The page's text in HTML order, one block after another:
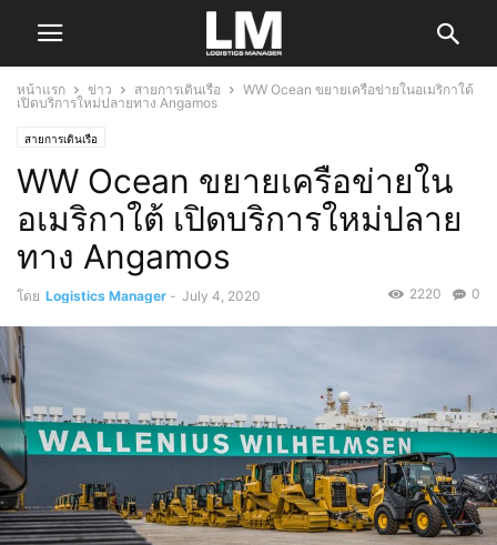
หน้าแรก ข่าว สายการเดินเรือ
WW Ocean ขยายเครือข่ายในอเมริกาใต้
เปิดบริการใหม่ปลายทาง Angamos
สายการเดินเรือ
WW Ocean ขยายเครือข่ายใน
อเมริกาใต้ เปิดบริการใหม่ปลาย
ทาง Angamos
โดย Logistics Manager - July 4, 2020 0
2220